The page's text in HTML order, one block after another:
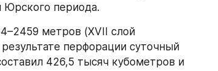
Юрского периода.
метров (XVII слой
перфорации суточный
426,5 тысяч кубометров и